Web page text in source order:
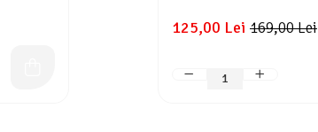
169,00 Lei
125,00 Lei